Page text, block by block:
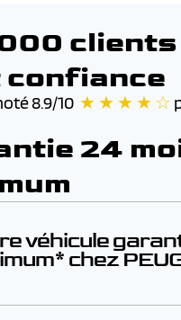
8.9/10 ★ ★ ★ ★ ☆
24
véhicule
chez
un vehicule sous